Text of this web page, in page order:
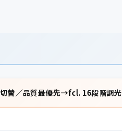
替／品質最優先→fcl. 16段階調光